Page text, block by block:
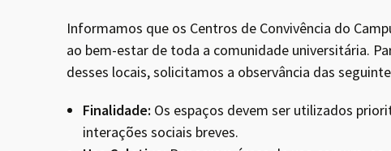
Informamos que os Centros de Convivência do
ao bem-estar de toda a comunidade universitária.
desses locais, solicitamos a observância das
Finalidade: Os espaços devem ser utilizados
interações sociais breves.